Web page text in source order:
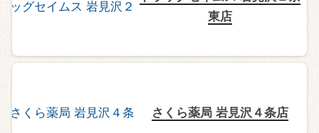
東店
さくら薬局 岩見沢４条店